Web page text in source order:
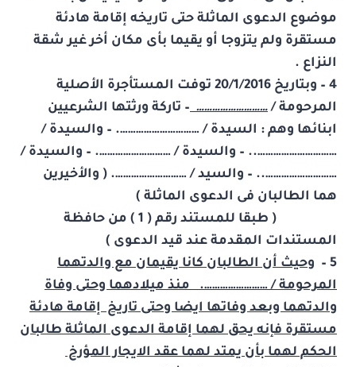
موضوع الدعوى الماثلة حتى تاريخه إقامة هادئة
مستقرة ولم يتزوجا أو يقيما بأى مكان أخر غير شقة
النزاع .
4 – وبتاريخ 20/1/2016 توفت المستأجرة الأصلية
المرحومة /………………………– تاركة ورثتها الشرعيين
ابنائها وهم : السيدة / …………………………. – والسيدة /
………………………….. – والسيدة / ………………………. – والسيدة /
……………………….. – والسيد / ………………………. ( والأخيرين
هما الطالبان فى الدعوى الماثلة )
( طبقا للمستند رقم ( 1 ) من حافظة
المستندات المقدمة عند قيد الدعوى )
5 –
وحيث أن الطالبان كانا يقيمان مع والدتهما
المرحومة / ……………………. منذ ميلادهما وحتى وفاة
والدتهما وبعد وفاتها ايضا وحتى تاريخ إقامة هادئة
مستقرة فإنه يحق لهما إقامة الدعوى الماثلة طالبان
الحكم لهما بأن يمتد لهما عقد الايجار المؤرخ